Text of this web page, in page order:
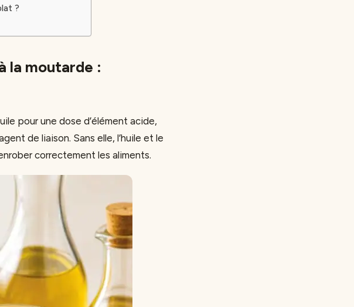
?
la moutarde :
pour une dose d’élément acide,
de liaison. Sans elle, l’huile et le
correctement les aliments.